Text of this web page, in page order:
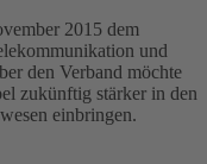
2015 dem
und
den Verband möchte
zukünftig stärker in den
einbringen.